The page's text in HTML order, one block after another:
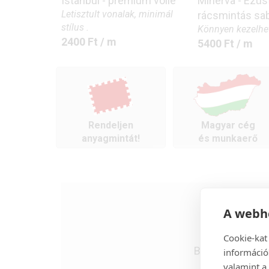
A
Cookie-
valamint a
Letisztult vonalak, minimál
stílus .
2400 Ft / m
rácsmintás
Könnyen
5400 Ft / m
Rendeljen
anyagmintát!
Magyar cég
és munkaerő
Böngéssze